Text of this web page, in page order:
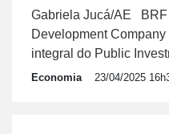
Gabriela Jucá/AE BRF
Development
integral do Public
Economia 23/04/2025